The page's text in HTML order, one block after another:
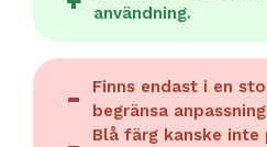
användning.
Finns endast i en
begränsa
Blå färg kanske inte